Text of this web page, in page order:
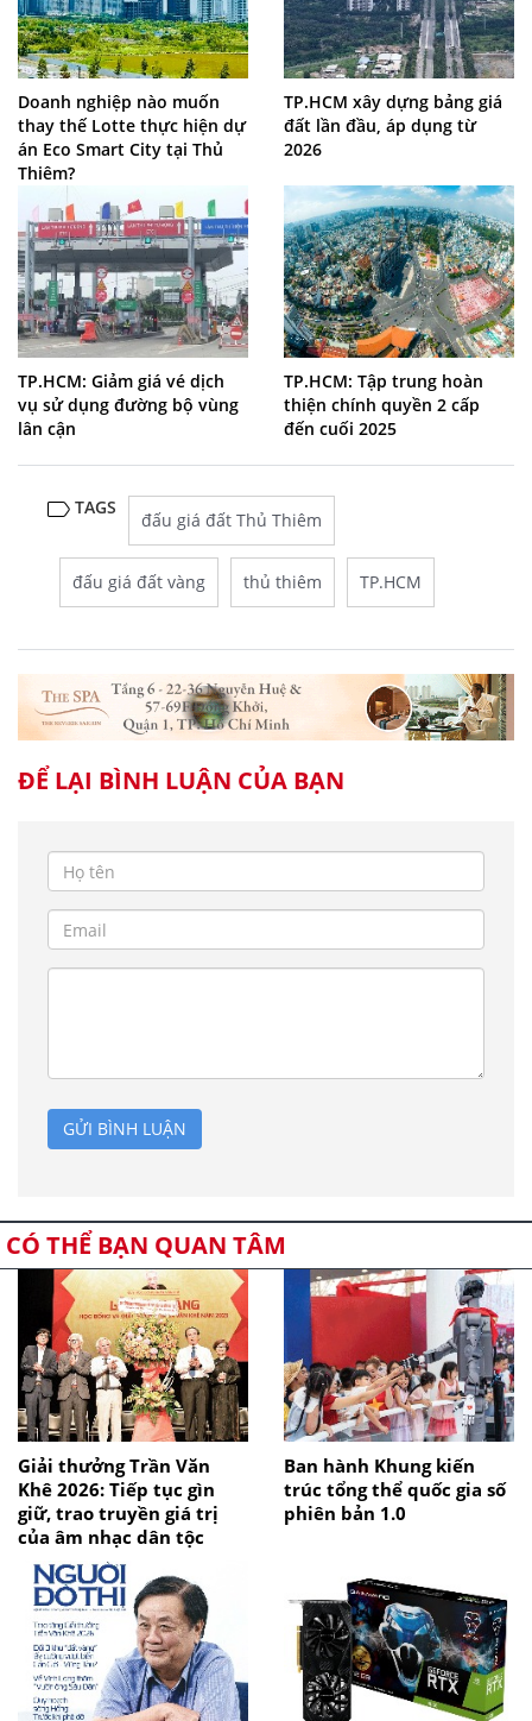
Doanh nghiệp nào muốn
thay thế Lotte thực hiện dự
án Eco Smart City tại Thủ
Thiêm?
TP.HCM xây dựng bảng giá
đất lần đầu, áp dụng từ
2026
TP.HCM: Giảm giá vé dịch
vụ sử dụng đường bộ vùng
lân cận
TP.HCM: Tập trung hoàn
thiện chính quyền 2 cấp
đến cuối 2025
TAGS
đấu giá đất Thủ Thiêm
đấu giá đất vàng thủ thiêm TP.HCM
ĐỂ LẠI BÌNH LUẬN CỦA BẠN
GỬI BÌNH LUẬN
CÓ THỂ BẠN QUAN TÂM
Giải thưởng Trần Văn
Khê 2026: Tiếp tục gìn
giữ, trao truyền giá trị
của âm nhạc dân tộc
Ban hành Khung kiến
trúc tổng thể quốc gia số
phiên bản 1.0